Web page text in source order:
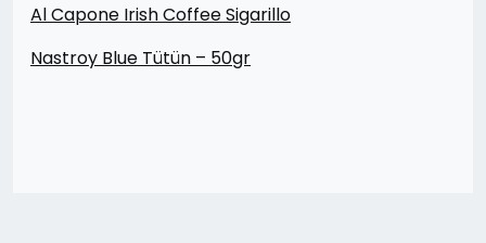
Al Capone Irish Coffee Sigarillo
Nastroy Blue Tütün – 50gr